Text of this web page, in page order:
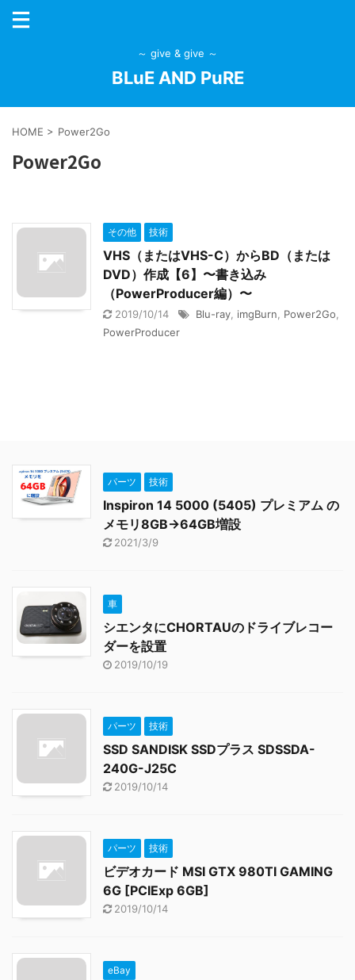
～ give & give ～
BLuE AND PuRE
HOME > Power2Go
Power2Go
その他 技術
VHS（またはVHS-C）からBD（または
DVD）作成【6】〜書き込み
（PowerProducer編）〜
2019/10/14 Blu-ray imgBurn Power2Go
PowerProducer
パーツ 技術
Inspiron 14 5000 (5405) プレミアム の
メモリ8GB→64GB増設
2021/3/9
車
シエンタにCHORTAUのドライブレコー
ダーを設置
2019/10/19
パーツ 技術
SSD SANDISK SSDプラス SDSSDA-
240G-J25C
2019/10/14
パーツ 技術
ビデオカード MSI GTX 980TI GAMING
6G [PCIExp 6GB]
2019/10/14
eBay